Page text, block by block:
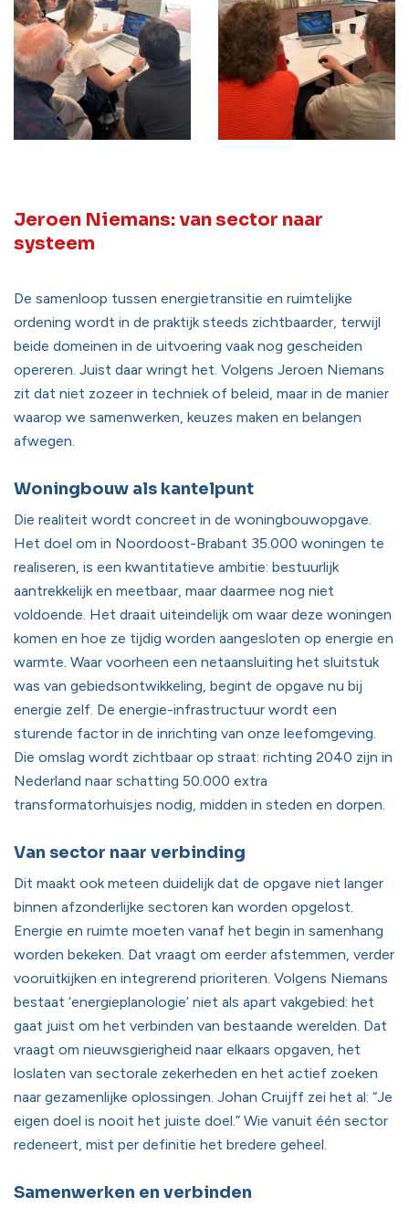
Jeroen Niemans: van sector naar
systeem
De samenloop tussen energietransitie en ruimtelijke
ordening wordt in de praktijk steeds zichtbaarder, terwijl
beide domeinen in de uitvoering vaak nog gescheiden
opereren. Juist daar wringt het. Volgens Jeroen Niemans
zit dat niet zozeer in techniek of beleid, maar in de manier
waarop we samenwerken, keuzes maken en belangen
afwegen.
Woningbouw als kantelpunt
Die realiteit wordt concreet in de woningbouwopgave.
Het doel om in Noordoost-Brabant 35.000 woningen te
realiseren, is een kwantitatieve ambitie: bestuurlijk
aantrekkelijk en meetbaar, maar daarmee nog niet
voldoende. Het draait uiteindelijk om waar deze woningen
komen en hoe ze tijdig worden aangesloten op energie en
warmte. Waar voorheen een netaansluiting het sluitstuk
was van gebiedsontwikkeling, begint de opgave nu bij
energie zelf. De energie-infrastructuur wordt een
sturende factor in de inrichting van onze leefomgeving.
Die omslag wordt zichtbaar op straat: richting 2040 zijn in
Nederland naar schatting 50.000 extra
transformatorhuisjes nodig, midden in steden en dorpen.
Van sector naar verbinding
Dit maakt ook meteen duidelijk dat de opgave niet langer
binnen afzonderlijke sectoren kan worden opgelost.
Energie en ruimte moeten vanaf het begin in samenhang
worden bekeken. Dat vraagt om eerder afstemmen, verder
vooruitkijken en integrerend prioriteren. Volgens Niemans
bestaat ‘energieplanologie’ niet als apart vakgebied: het
gaat juist om het verbinden van bestaande werelden. Dat
vraagt om nieuwsgierigheid naar elkaars opgaven, het
loslaten van sectorale zekerheden en het actief zoeken
naar gezamenlijke oplossingen. Johan Cruijff zei het al: “Je
eigen doel is nooit het juiste doel.” Wie vanuit één sector
redeneert, mist per definitie het bredere geheel.
Samenwerken en verbinden